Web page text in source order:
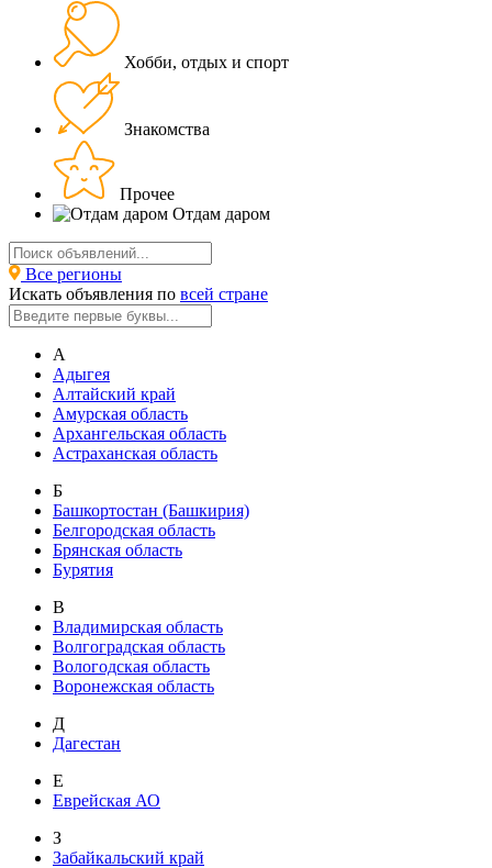
Хобби, отдых и спорт
Знакомства
Прочее
Отдам даром
Все регионы
Искать объявления по всей стране
А
Адыгея
Алтайский край
Амурская область
Архангельская область
Астраханская область
Б
Башкортостан (Башкирия)
Белгородская область
Брянская область
Бурятия
В
Владимирская область
Волгоградская область
Вологодская область
Воронежская область
Д
Дагестан
Е
Еврейская АО
З
Забайкальский край